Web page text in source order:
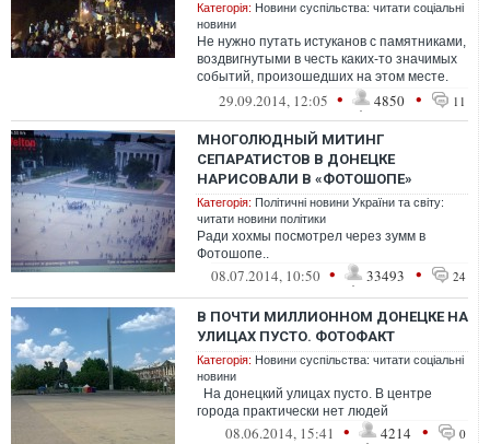
Категорія: Новини суспільства: читати соціальні
новини
Не нужно путать истуканов с памятниками,
воздвигнутыми в честь каких-то значимых
событий, произошедших на этом месте.
Например, мемориал Небесной сотн...
29.09.2014, 12:05 • 4850 • 11
МНОГОЛЮДНЫЙ МИТИНГ
СЕПАРАТИСТОВ В ДОНЕЦКЕ
НАРИСОВАЛИ В «ФОТОШОПЕ»
Категорія: Політичні новини України та світу:
читати новини політики
Ради хохмы посмотрел через зумм в
Фотошопе..
08.07.2014, 10:50 • 33493 • 24
В ПОЧТИ МИЛЛИОННОМ ДОНЕЦКЕ НА
УЛИЦАХ ПУСТО. ФОТОФАКТ
Категорія: Новини суспільства: читати соціальні
новини
На донецкий улицах пусто. В центре
города практически нет людей
08.06.2014, 15:41 • 4214 • 0